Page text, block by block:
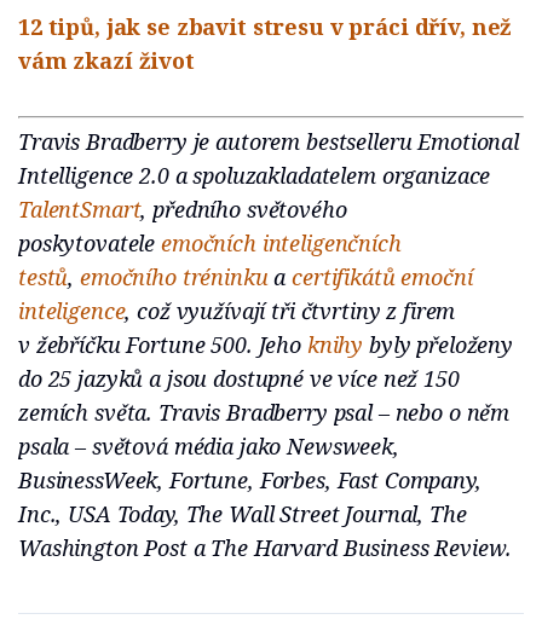
12 tipů, jak se zbavit stresu v práci dřív, než
vám zkazí život
Travis Bradberry je autorem bestselleru Emotional
Intelligence 2.0 a spoluzakladatelem organizace
TalentSmart, předního světového
poskytovatele emočních inteligenčních
testů, emočního tréninkuacertifikátů emoční
inteligence, což využívají tři čtvrtiny z firem
v žebříčku Fortune 500. Jeho knihy byly přeloženy
do 25 jazyků a jsou dostupné ve více než 150
zemích světa. Travis Bradberry psal – nebo o něm
psala – světová média jako Newsweek,
BusinessWeek, Fortune, Forbes, Fast Company,
Inc., USA Today, The Wall Street Journal, The
Washington Post a The Harvard Business Review.